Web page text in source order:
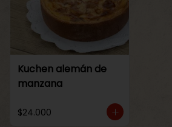
Kuchen alemán de
manzana
$24.000